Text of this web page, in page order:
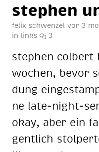
ste­phen
felix schwenzel vor 3
in links 3
ste­phen col­bert
wo­chen, be­vor
dung
ne late-night-
okay, aber ein
gent­lich